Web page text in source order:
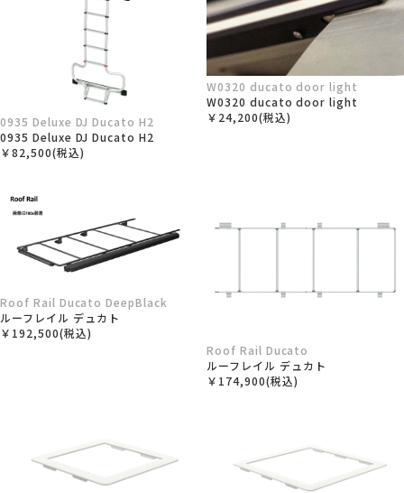
0935 Deluxe DJ Ducato H2
0935 Deluxe DJ Ducato H2
￥82,500(税込)
W0320 ducato door light
W0320 ducato door light
￥24,200(税込)
Roof Rail Ducato DeepBlack
ルーフレイル デュカト
￥192,500(税込)
Roof Rail Ducato
ルーフレイル デュカト
￥174,900(税込)